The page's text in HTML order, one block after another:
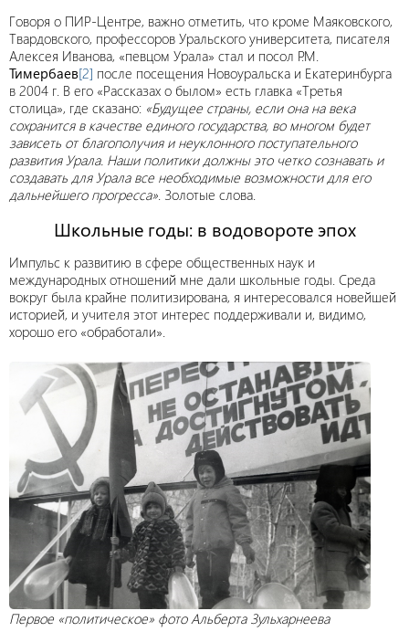
Говоря о ПИР-Центре, важно отметить, что кроме Маяковского,
Твардовского, профессоров Уральского университета, писателя
Алексея Иванова, «певцом Урала» стал и посол Р.М.
Тимербаев[2] после посещения Новоуральска и Екатеринбурга
в 2004 г. В его «Рассказах о былом» есть главка «Третья
столица», где сказано: «Будущее страны, если она на века
сохранится в качестве единого государства, во многом будет
зависеть от благополучия и неуклонного поступательного
развития Урала. Наши политики должны это четко сознавать и
создавать для Урала все необходимые возможности для его
дальнейшего прогресса». Золотые слова.
Школьные годы: в водовороте эпох
Импульс к развитию в сфере общественных наук и
международных отношений мне дали школьные годы. Среда
вокруг была крайне политизирована, я интересовался новейшей
историей, и учителя этот интерес поддерживали и, видимо,
хорошо его «обработали».
Первое «политическое» фото Альберта Зульхарнеева